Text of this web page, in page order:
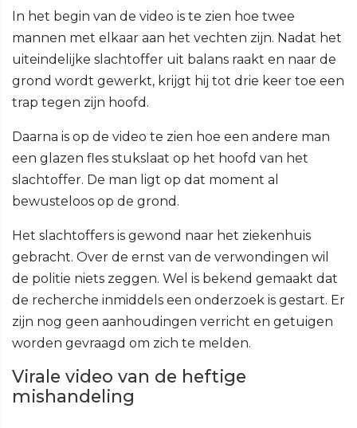
In het begin van de video is te zien hoe twee
mannen met elkaar aan het vechten zijn. Nadat het
uiteindelijke slachtoffer uit balans raakt en naar de
grond wordt gewerkt, krijgt hij tot drie keer toe een
trap tegen zijn hoofd.
Daarna is op de video te zien hoe een andere man
een glazen fles stukslaat op het hoofd van het
slachtoffer. De man ligt op dat moment al
bewusteloos op de grond.
Het slachtoffers is gewond naar het ziekenhuis
gebracht. Over de ernst van de verwondingen wil
de politie niets zeggen. Wel is bekend gemaakt dat
de recherche inmiddels een onderzoek is gestart. Er
zijn nog geen aanhoudingen verricht en getuigen
worden gevraagd om zich te melden.
Virale video van de heftige
mishandeling